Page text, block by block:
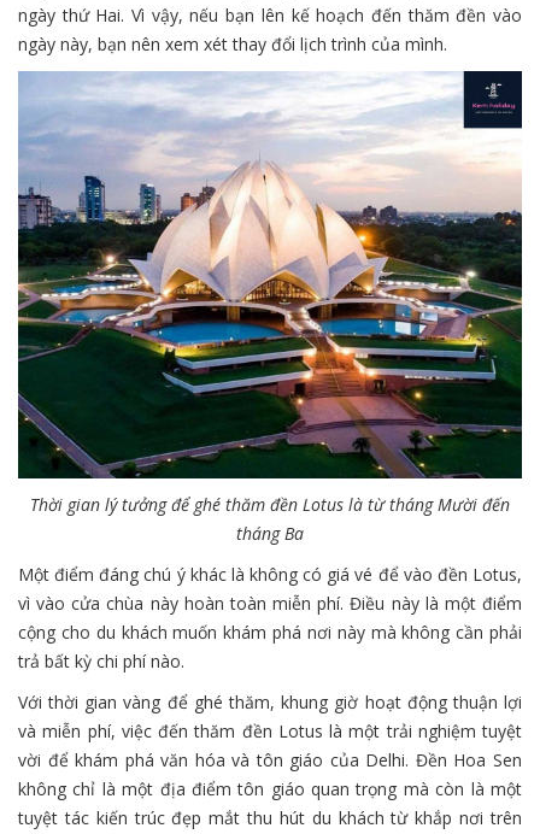
ngày thứ Hai. Vì vậy, nếu bạn lên kế hoạch đến thăm đền vào
ngày này, bạn nên xem xét thay đổi lịch trình của mình.
Thời gian lý tưởng để ghé thăm đền Lotus là từ tháng Mười đến
tháng Ba
Một điểm đáng chú ý khác là không có giá vé để vào đền Lotus,
vì vào cửa chùa này hoàn toàn miễn phí. Điều này là một điểm
cộng cho du khách muốn khám phá nơi này mà không cần phải
trả bất kỳ chi phí nào.
Với thời gian vàng để ghé thăm, khung giờ hoạt động thuận lợi
và miễn phí, việc đến thăm đền Lotus là một trải nghiệm tuyệt
vời để khám phá văn hóa và tôn giáo của Delhi. Đền Hoa Sen
không chỉ là một địa điểm tôn giáo quan trọng mà còn là một
tuyệt tác kiến trúc đẹp mắt thu hút du khách từ khắp nơi trên